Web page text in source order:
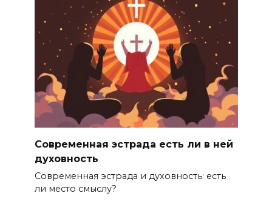
Современная эстрада есть ли в ней
духовность
Современная эстрада и духовность: есть
ли место смыслу?